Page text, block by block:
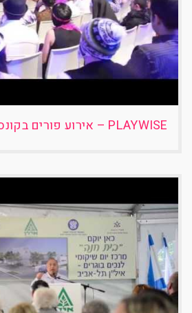
PLAYWISE – אירוע פורים בקונספט עולם הסרטים